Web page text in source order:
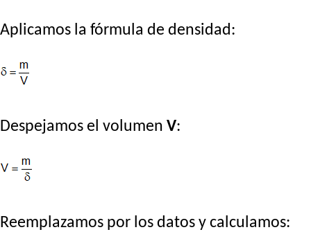
Aplicamos la fórmula de densidad:
Despejamos el volumen V:
Reemplazamos por los datos y calculamos: